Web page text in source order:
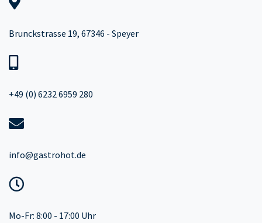
Brunckstrasse 19, 67346 - Speyer
+49 (0) 6232 6959 280
info@gastrohot.de
Mo-Fr: 8:00 - 17:00 Uhr